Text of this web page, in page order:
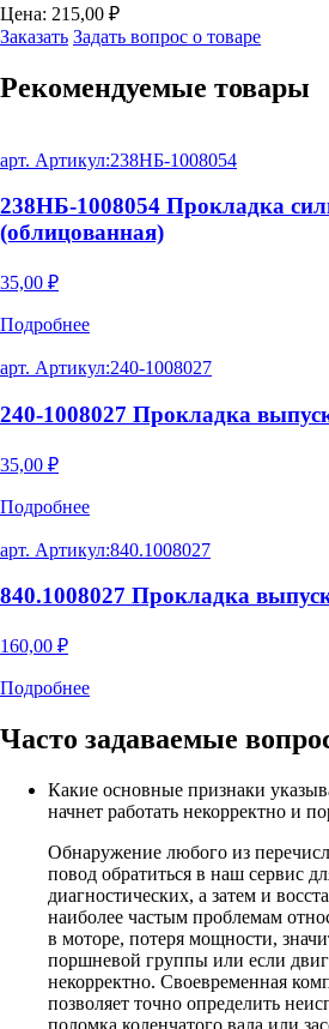
Цена: 215,00 ₽
Заказать Задать вопрос о товаре
Рекомендуемые товары
арт. Артикул:238НБ-1008054
238НБ-1008054 Прокладка
(облицованная)
35,00 ₽
Подробнее
арт. Артикул:240-1008027
240-1008027 Прокладка
35,00 ₽
Подробнее
арт. Артикул:840.1008027
840.1008027 Прокладка
160,00 ₽
Подробнее
Часто задаваемые
Какие основные признаки
начнет работать некорректно и
Обнаружение любого из
повод обратиться в наш сервис
диагностических, а затем и
наиболее частым проблемам
в моторе, потеря мощности,
поршневой группы или если
некорректно. Своевременная
позволяет точно определить
поломка коленчатого вала или